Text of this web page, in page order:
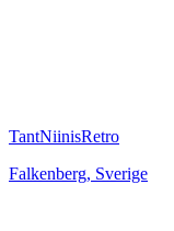
TantNiinisRetro
Falkenberg, Sverige